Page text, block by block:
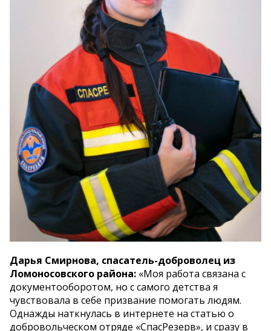
Дарья Смирнова, спасатель-доброволец из
Ломоносовского района: «Моя работа связана с
документооборотом, но с самого детства я
чувствовала в себе призвание помогать людям.
Однажды наткнулась в интернете на статью о
добровольческом отряде «СпасРезерв», и сразу в